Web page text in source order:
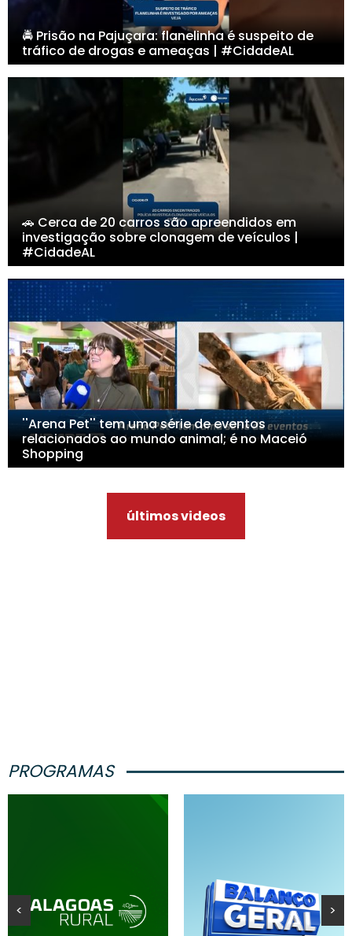
🚔 Prisão na Pajuçara: flanelinha é suspeito de
tráfico de drogas e ameaças | #CidadeAL
🚗 Cerca de 20 carros são apreendidos em
investigação sobre clonagem de veículos |
#CidadeAL
''Arena Pet'' tem uma série de eventos
relacionados ao mundo animal; é no Maceió
Shopping
últimos videos
PROGRAMAS
< >